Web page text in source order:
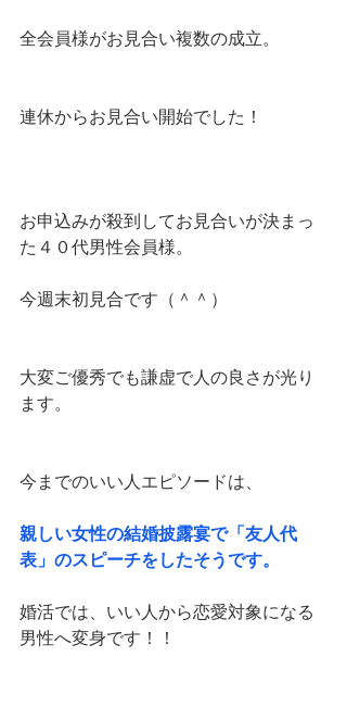
全会員様がお見合い複数の成立。
連休からお見合い開始でした！
お申込みが殺到してお見合いが決まっ
た４０代男性会員様。
今週末初見合です（＾＾）
大変ご優秀でも謙虚で人の良さが光り
ます。
今までのいい人エピソードは、
親しい女性の結婚披露宴で「友人代
表」のスピーチをしたそうです。
婚活では、いい人から恋愛対象になる
男性へ変身です！！